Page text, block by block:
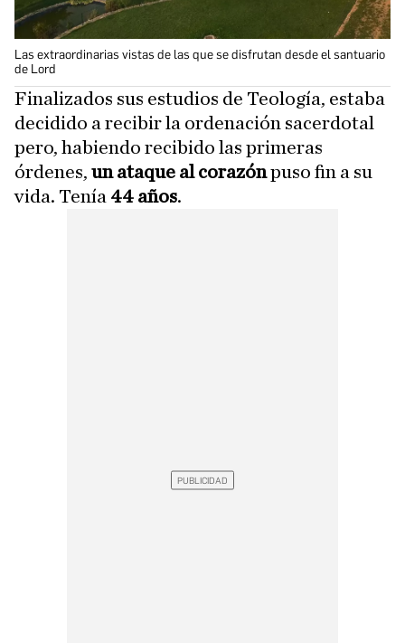
Las extraordinarias vistas de las que se disfrutan desde el santuario
de Lord
Finalizados sus estudios de Teología, estaba
decidido a recibir la ordenación sacerdotal
pero, habiendo recibido las primeras
órdenes, un ataque al corazónpuso fin a su
vida. Tenía 44 años.